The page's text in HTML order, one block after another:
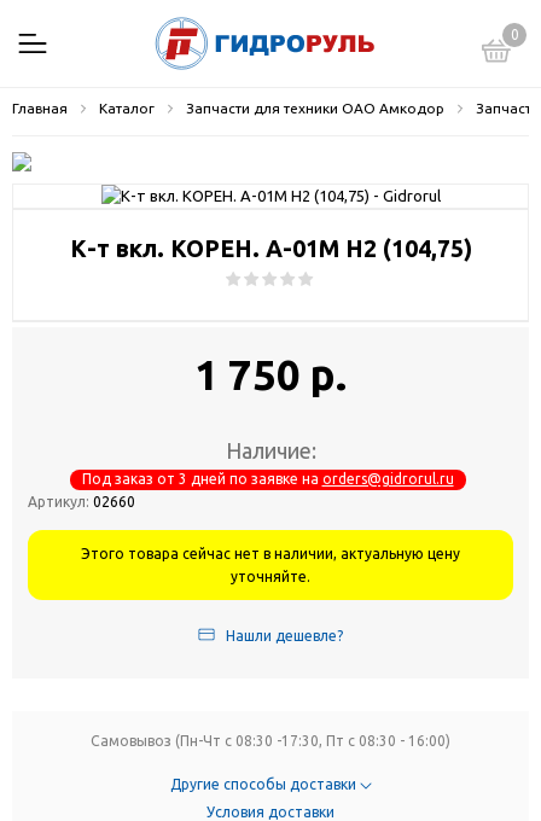
0
Главная Каталог Запчасти для техники ОАО Амкодор
К-т вкл. КОРЕН. А-01М Н2 (104,75)
1 750 р.
Наличие:
Под заказ от 3 дней по заявке на orders@gidrorul.ru
Артикул: 02660
Этого товара сейчас нет в наличии, актуальную цену
уточняйте.
Нашли дешевле?
Самовывоз (Пн-Чт с 08:30 -17:30, Пт с 08:30 - 16:00)
Другие способы доставки
Условия доставки